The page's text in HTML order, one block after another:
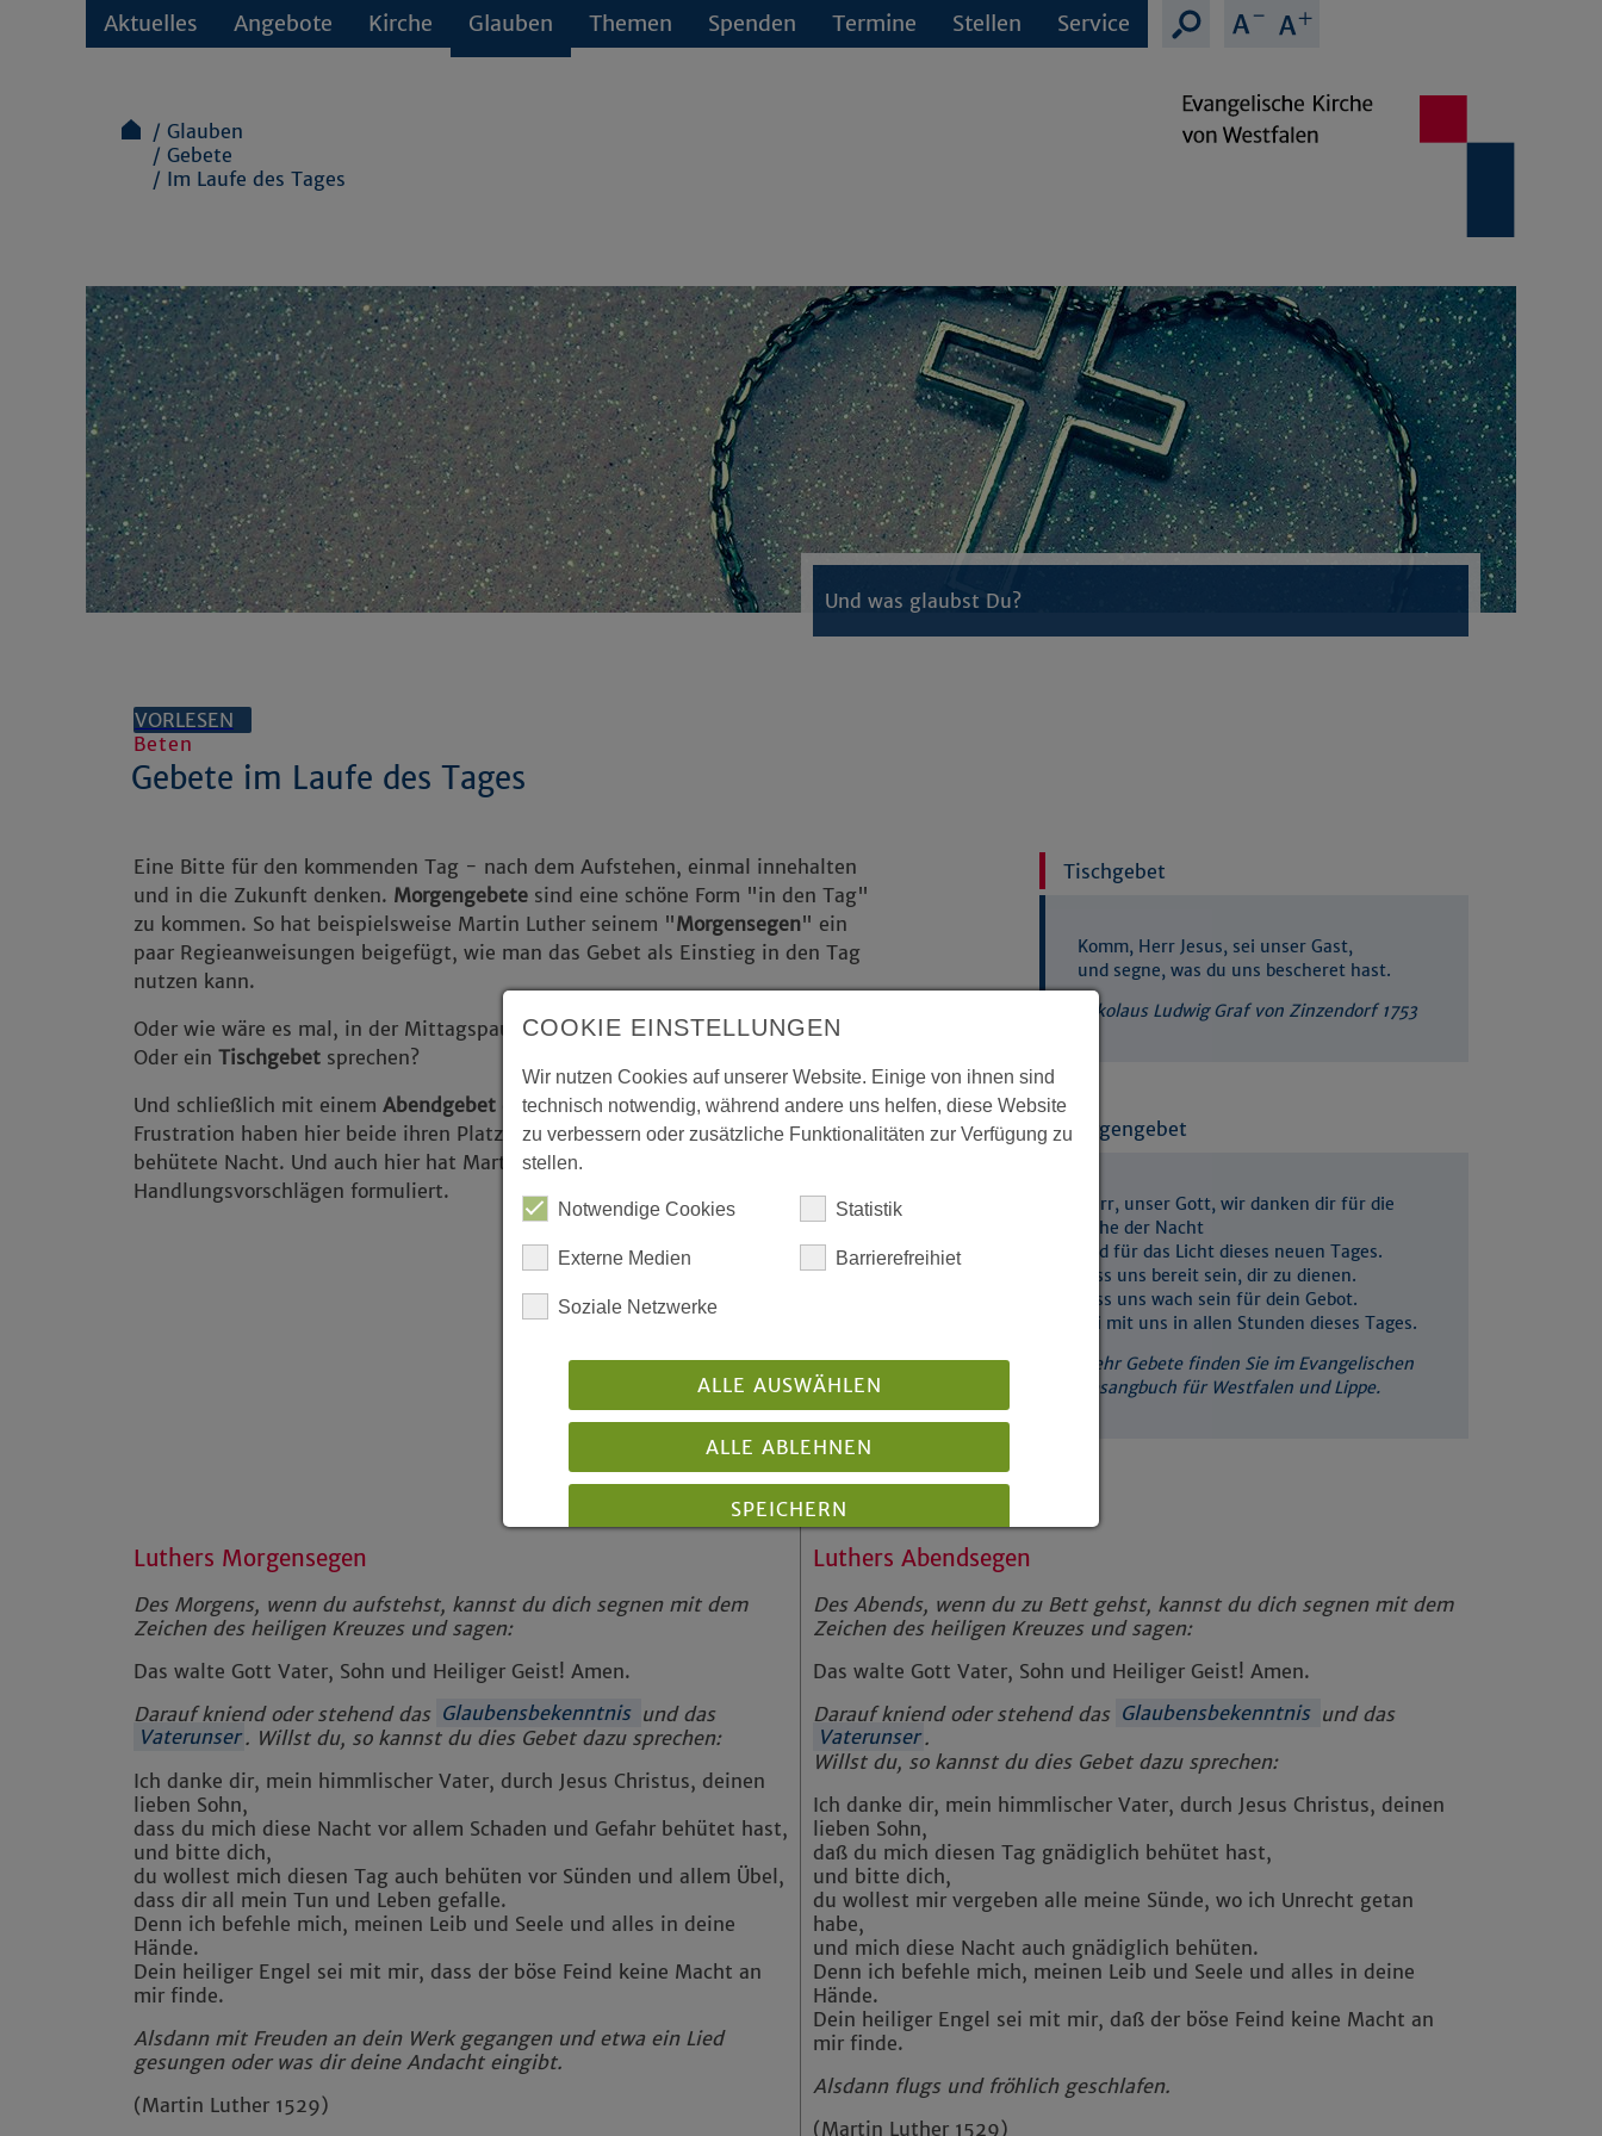
Aktuelles Angebote Kirche Glauben Themen Spenden Termine Stellen Service
Glauben
Gebete
Im Laufe des Tages
Und was glaubst Du?
VORLESEN
Beten
Gebete im Laufe des Tages
Eine Bitte für den kommenden Tag - nach dem Aufstehen, einmal innehalten
und in die Zukunft denken. Morgengebete sind eine schöne Form "in den Tag"
zu kommen. So hat beispielsweise Martin Luther seinem "Morgensegen" ein
paar Regieanweisungen beigefügt, wie man das Gebet als Einstieg in den Tag
nutzen kann.
Oder wie wäre es mal, in der Mittagspause eine kleine Meditation zu halten?
Oder ein Tischgebet sprechen?
Und schließlich mit einem Abendgebet den Tag zu beenden. Dank und
Frustration haben hier beide ihren Platz - und natürlich die Bitte um eine
behütete Nacht. Und auch hier hat Martin Luther einen
Handlungsvorschlägen formuliert.
Tischgebet
Komm, Herr Jesus, sei unser Gast,
und segne, was du uns bescheret hast.
Nikolaus Ludwig Graf von Zinzendorf 1753
Morgengebet
Herr, unser Gott, wir danken dir für die
Ruhe der Nacht
und für das Licht dieses neuen Tages.
Lass uns bereit sein, dir zu dienen.
Lass uns wach sein für dein Gebot.
Sei mit uns in allen Stunden dieses Tages.
Mehr Gebete finden Sie im Evangelischen
Gesangbuch für Westfalen und Lippe.
Luthers Morgensegen
Des Morgens, wenn du aufstehst, kannst du dich segnen mit dem
Zeichen des heiligen Kreuzes und sagen:
Das walte Gott Vater, Sohn und Heiliger Geist! Amen.
Darauf kniend oder stehend das Glaubensbekenntnis und das
Vaterunser . Willst du, so kannst du dies Gebet dazu sprechen:
Ich danke dir, mein himmlischer Vater, durch Jesus Christus, deinen
lieben Sohn,
dass du mich diese Nacht vor allem Schaden und Gefahr behütet hast,
und bitte dich,
du wollest mich diesen Tag auch behüten vor Sünden und allem Übel,
dass dir all mein Tun und Leben gefalle.
Denn ich befehle mich, meinen Leib und Seele und alles in deine
Hände.
Dein heiliger Engel sei mit mir, dass der böse Feind keine Macht an
mir finde.
Alsdann mit Freuden an dein Werk gegangen und etwa ein Lied
gesungen oder was dir deine Andacht eingibt.
(Martin Luther 1529)
Luthers Abendsegen
Des Abends, wenn du zu Bett gehst, kannst du dich segnen mit dem
Zeichen des heiligen Kreuzes und sagen:
Das walte Gott Vater, Sohn und Heiliger Geist! Amen.
Darauf kniend oder stehend das Glaubensbekenntnis und das
Vaterunser .
Willst du, so kannst du dies Gebet dazu sprechen:
Ich danke dir, mein himmlischer Vater, durch Jesus Christus, deinen
lieben Sohn,
daß du mich diesen Tag gnädiglich behütet hast,
und bitte dich,
du wollest mir vergeben alle meine Sünde, wo ich Unrecht getan
habe,
und mich diese Nacht auch gnädiglich behüten.
Denn ich befehle mich, meinen Leib und Seele und alles in deine
Hände.
Dein heiliger Engel sei mit mir, daß der böse Feind keine Macht an
mir finde.
Alsdann flugs und fröhlich geschlafen.
(Martin Luther 1529)
COOKIE EINSTELLUNGEN
Wir nutzen Cookies auf unserer Website. Einige von ihnen sind
technisch notwendig, während andere uns helfen, diese Website
zu verbessern oder zusätzliche Funktionalitäten zur Verfügung zu
stellen.
Notwendige Cookies Statistik
Externe Medien Barrierefreihiet
Soziale Netzwerke
ALLE AUSWÄHLEN
ALLE ABLEHNEN
SPEICHERN
Impressum Datenschutz